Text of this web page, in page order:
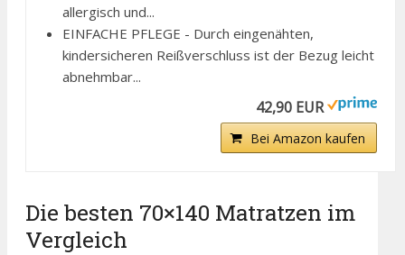
allergisch und...
EINFACHE PFLEGE - Durch eingenähten,
kindersicheren Reißverschluss ist der Bezug leicht
abnehmbar...
42,90 EUR
Bei Amazon kaufen
Die besten 70×140 Matratzen im
Vergleich